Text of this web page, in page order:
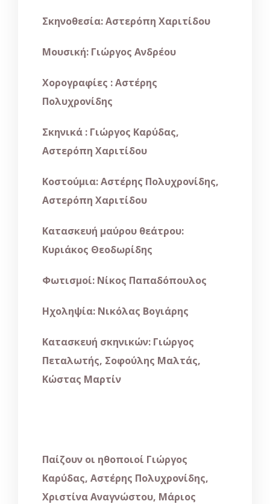
Σκηνοθεσία: Αστερόπη Χαριτίδου
Μουσική: Γιώργος Ανδρέου
Χορογραφίες : Αστέρης
Πολυχρονίδης
Σκηνικά : Γιώργος Καρύδας,
Αστερόπη Χαριτίδου
Κοστούμια: Αστέρης Πολυχρονίδης,
Αστερόπη Χαριτίδου
Κατασκευή μαύρου θεάτρου:
Κυριάκος Θεοδωρίδης
Φωτισμοί: Νίκος Παπαδόπουλος
Ηχοληψία: Νικόλας Βογιάρης
Κατασκευή σκηνικών: Γιώργος
Πεταλωτής, Σοφούλης Μαλτάς,
Κώστας Μαρτίν
Παίζουν οι ηθοποιοί Γιώργος
Καρύδας, Αστέρης Πολυχρονίδης,
Χριστίνα Αναγνώστου, Μάριος